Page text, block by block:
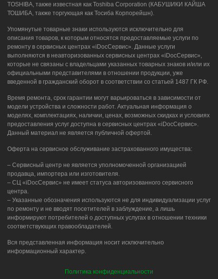
TOSHIBA, также известная как Toshiba Corporation (КАБУШИКИ КАЙША
ТОШИБА, также торгующая как Тосиба Корпорейшн).
Упомянутые товарные знаки используются исключительно для
описания товаров, к которым относятся предоставляемые услуги по
ремонту в сервисных центрах «iDocСервис». Данные услуги
выполняются в неавторизованных сервисных центрах «iDocСервис»,
которые не связаны с владельцами указанных товарных знаков и/или их
официальными представителями в отношении продукции, уже
введенной в гражданский оборот в соответствии со статьей 1487 ГК РФ.
Время ремонта, срок гарантии могут варьироваться в зависимости от
модели устройства и сложности работ. Актуальная информация о
моделях, комплектациях, наличии, ценах, возможных скидках и условиях
предоставления услуг доступна в сервисных центрах «iDocСервис».
Данный материал не является публичной офертой.
Оферта на сервисное обслуживание застрахованного имущества:
– Сервисный центр не является уполномоченной организацией
продавца, импортера или изготовителя.
– СЦ «iDocСервис» не имеет статуса авторизованного сервисного
центра.
– Указанные обозначения используются не для индивидуализации услуг
по ремонту и не вводят посетителей в заблуждение, а лишь
информируют потребителей о доступных услугах в отношении техники
соответствующих правообладателей.
Вся представленная информация носит исключительно
информационный характер.
Политика конфиденциальности